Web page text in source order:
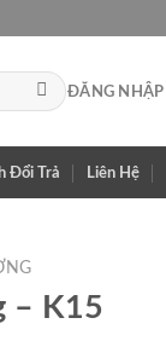
ĐĂNG NHẬP
Đổi Trả Liên Hệ
– K15